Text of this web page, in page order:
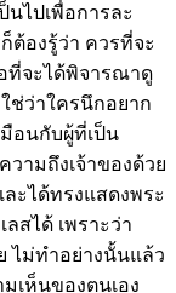
ไปเพื่อการละ
องรู้ว่า ควรที่จะ
ที่จะได้พิจารณาดู
ช่ว่าใครนึกอยาก
อนกับผู้ที่เป็น
วามถึงเจ้าของด้วย
ะได้ทรงแสดงพระ
สได้ เพราะว่า
ไม่ทำอย่างนั้นแล้ว
เห็นของตนเอง